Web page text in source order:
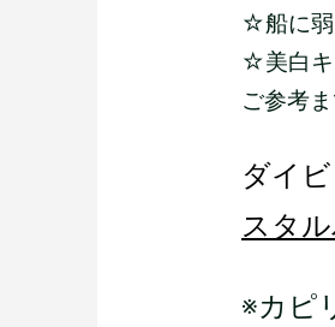
☆船に弱
☆美白キ
ご参考
ダイ
スタ
※カピ